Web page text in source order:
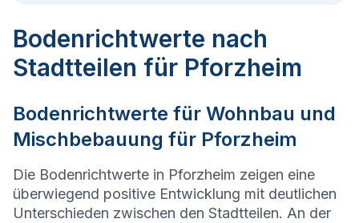
Bodenrichtwerte nach
Stadtteilen für Pforzheim
Bodenrichtwerte für Wohnbau und
Mischbebauung für Pforzheim
Die Bodenrichtwerte in Pforzheim zeigen eine
überwiegend positive Entwicklung mit deutlichen
Unterschieden zwischen den Stadtteilen. An der